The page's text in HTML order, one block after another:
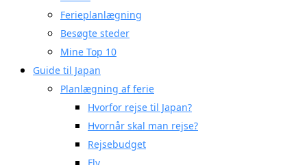
Ferieplanlægning
Besøgte steder
Mine Top 10
Guide til Japan
Planlægning af ferie
Hvorfor rejse til Japan?
Hvornår skal man rejse?
Rejsebudget